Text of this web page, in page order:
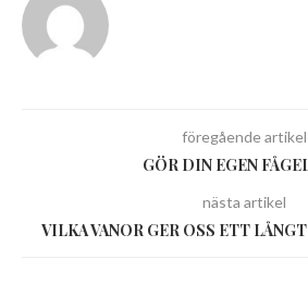
föregående artikel
GÖR DIN EGEN
nästa artikel
VILKA VANOR GER OSS ETT